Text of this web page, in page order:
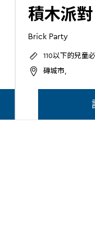
積木派對
Brick Party
110以下的兒童
磚城市,